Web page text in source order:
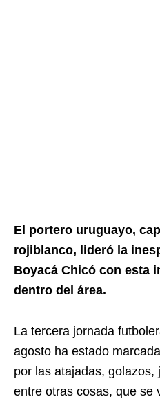
El portero uruguayo,
rojiblanco, lideró la
Boyacá Chicó con esta
dentro del área.
La tercera jornada
agosto ha estado
por las atajadas, golazos,
entre otras cosas, que se